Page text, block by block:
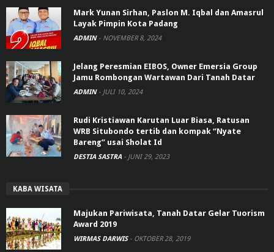
Mark Yunan Sirhan, Paslon M. Iqbal dan Amasrul
Layak Pimpin Kota Padang
ADMIN - NOVEMBER 8, 2024
Jelang Peresmian EIBOS, Owner Emersia Group
Jamu Rombongan Wartawan Dari Tanah Datar
ADMIN - JULI 10, 2024
Rudi Kristiawan Karutan Luar Biasa, Ratusan
WRB Situbondo tertib dan kompak “Nyate
Bareng” usai Sholat Id
DESTIA SASTRA - JUNI 29, 2023
KABA WISATA
Majukan Pariwisata, Tanah Datar Gelar Tuorism
Award 2019
WIRMAS DARWIS - OKTOBER 28, 2019